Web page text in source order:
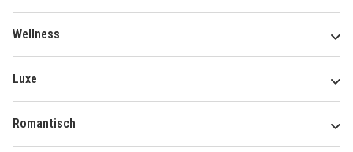
Wellness
Luxe
Romantisch